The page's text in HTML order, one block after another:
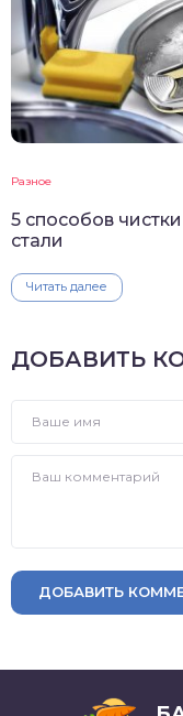
Разное
5 способов
стали
Читать далее
ДОБАВИТЬ
ДОБАВИТЬ